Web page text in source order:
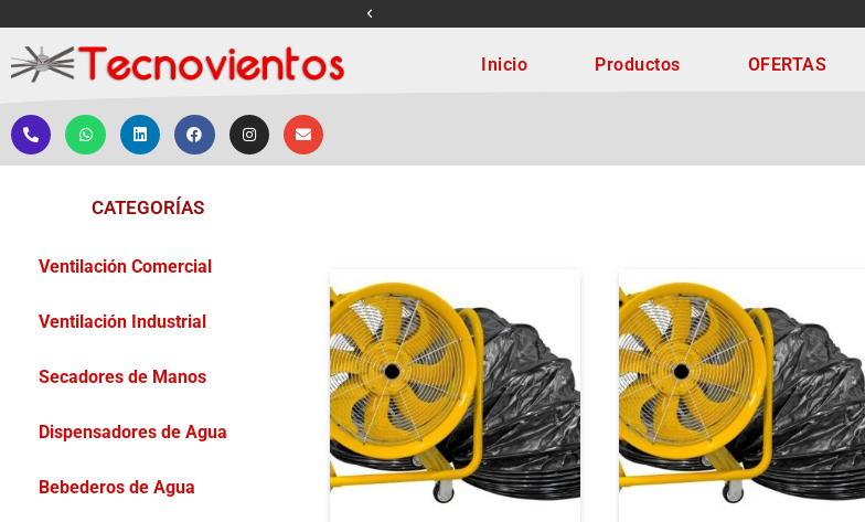
Inicio Productos OFERTAS
CATEGORÍAS
Ventilación Comercial
Ventilación Industrial
Secadores de Manos
Dispensadores de Agua
Bebederos de Agua